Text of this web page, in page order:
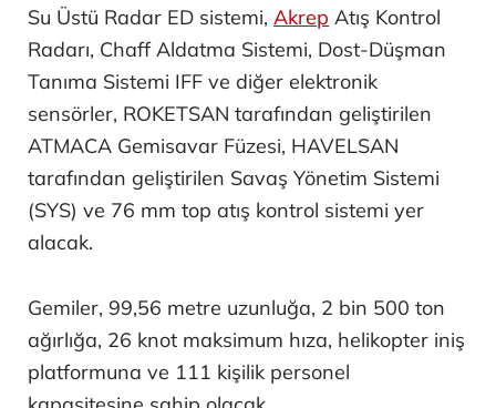
Su Üstü Radar ED sistemi, Akrep Atış Kontrol
Radarı, Chaff Aldatma Sistemi, Dost-Düşman
Tanıma Sistemi IFF ve diğer elektronik
sensörler, ROKETSAN tarafından geliştirilen
ATMACA Gemisavar Füzesi, HAVELSAN
tarafından geliştirilen Savaş Yönetim Sistemi
(SYS) ve 76 mm top atış kontrol sistemi yer
alacak.
Gemiler, 99,56 metre uzunluğa, 2 bin 500 ton
ağırlığa, 26 knot maksimum hıza, helikopter iniş
platformuna ve 111 kişilik personel